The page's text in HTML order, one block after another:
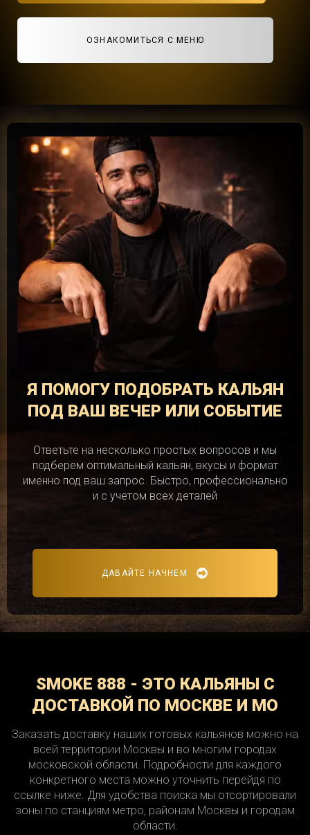
ОЗНАКОМИТЬСЯ С МЕНЮ
Я ПОМОГУ ПОДОБРАТЬ КАЛЬЯН
ПОД ВАШ ВЕЧЕР ИЛИ СОБЫТИЕ
Ответьте на несколько простых вопросов и мы
подберем оптимальный кальян, вкусы и формат
именно под ваш запрос. Быстро, профессионально
и с учетом всех деталей
ДАВАЙТЕ НАЧНЕМ
SMOKE 888 - ЭТО КАЛЬЯНЫ С
ДОСТАВКОЙ ПО МОСКВЕ И МО
Заказать доставку наших готовых кальянов можно на
всей территории Москвы и во многим городах
московской области. Подробности для каждого
конкретного места можно уточнить перейдя по
ссылке ниже. Для удобства поиска мы отсортировали
зоны по станциям метро, районам Москвы и городам
области.